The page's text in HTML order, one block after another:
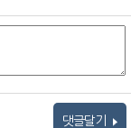
댓글달기